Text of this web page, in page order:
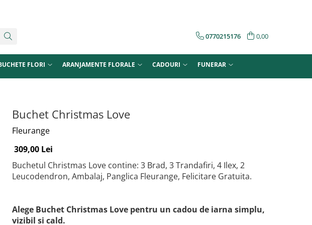
0770215176 0,00
FLORI ARANJAMENTE FLORALE CADOURI FUNERAR
Buchet Christmas Love
Fleurange
309,00 Lei
Buchetul Christmas Love contine: 3 Brad, 3 Trandafiri, 4 Ilex, 2
Leucodendron, Ambalaj, Panglica Fleurange, Felicitare Gratuita.
Alege Buchet Christmas Love pentru un cadou de iarna simplu,
vizibil si cald.